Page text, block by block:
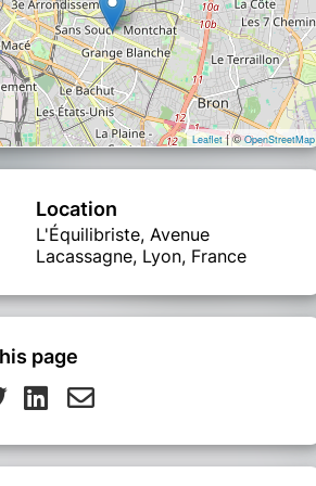
Leaflet| ©OpenStreetMap
Location
L'Équilibriste, Avenue
Lacassagne, Lyon, France
page